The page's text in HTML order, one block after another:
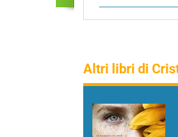
Altri libri di